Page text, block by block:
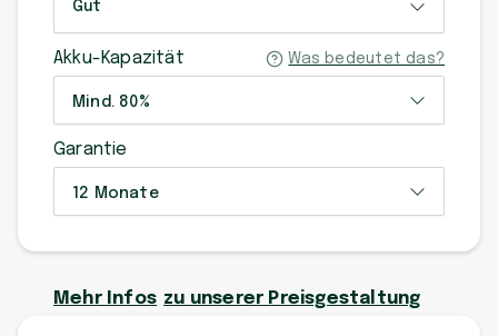
Gut
Akku-Kapazität Was bedeutet das?
Mind. 80%
Garantie
12 Monate
Mehr Infos zu unserer Preisgestaltung